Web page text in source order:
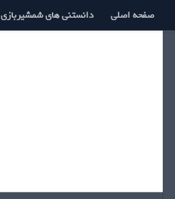
صفحه اصلی دانستنی های شمشیربازی